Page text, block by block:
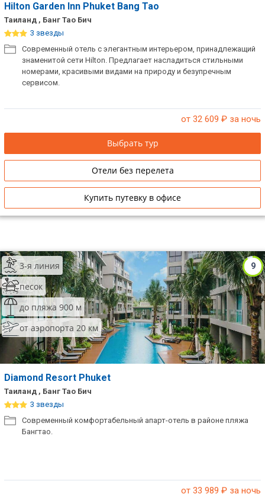
Hilton Garden Inn Phuket Bang Tao
Таиланд , Банг Тао Бич
3 звезды
Современный отель с элегантным интерьером, принадлежащий
знаменитой сети Hilton. Предлагает насладиться стильными
номерами, красивыми видами на природу и безупречным
сервисом.
от 32 609 ₽ за ночь
Выбрать тур
Отели без перелета
Купить путевку в офисе
9
3-я линия
песок
до пляжа 900 м
от аэропорта 20 км
Diamond Resort Phuket
Таиланд , Банг Тао Бич
3 звезды
Современный комфортабельный апарт-отель в районе пляжа
Бангтао.
от 33 989 ₽ за ночь